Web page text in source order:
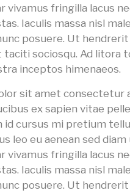
vivamus fringilla lacus
Iaculis massa nisl
posuere. Ut
taciti sociosqu. Ad litora
inceptos himenaeos.
sit amet consectetur
ex sapien vitae
id cursus mi pretium
leo eu aenean sed diam
vivamus fringilla lacus
Iaculis massa nisl
posuere. Ut